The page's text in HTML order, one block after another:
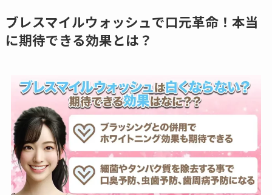
ブレスマイルウォッシュで口元革命！本当
に期待できる効果とは？